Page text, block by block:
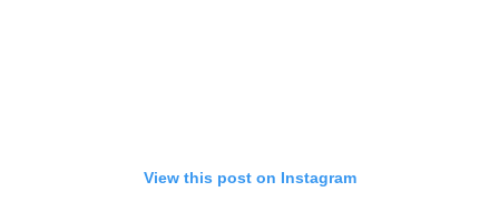
View this post on Instagram